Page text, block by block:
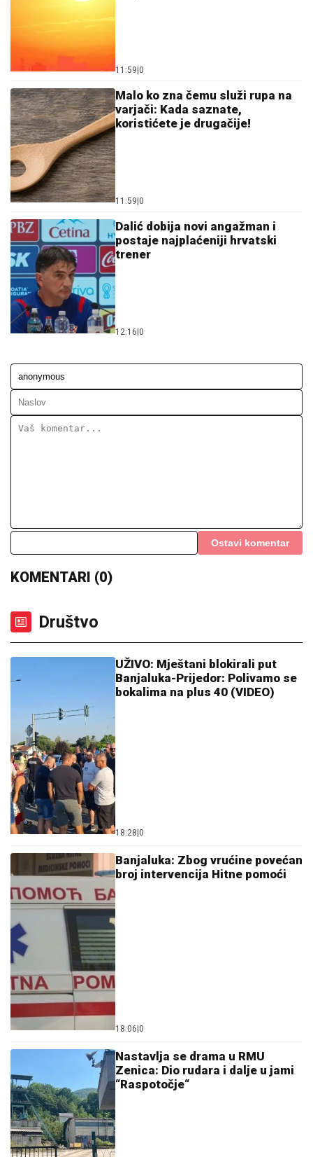
11:59 0
Malo ko zna čemu služi rupa na
varjači: Kada saznate,
koristićete je drugačije!
11:59 0
Dalić dobija novi angažman i
postaje najplaćeniji hrvatski
trener
12:16 0
Ostavi komentar
KOMENTARI (0)
Društvo
UŽIVO: Mještani blokirali put
Banjaluka-Prijedor: Polivamo se
bokalima na plus 40 (VIDEO)
18:28 0
Banjaluka: Zbog vrućine povećan
broj intervencija Hitne pomoći
18:06 0
Nastavlja se drama u RMU
Zenica: Dio rudara i dalje u jami
“Raspotočje“